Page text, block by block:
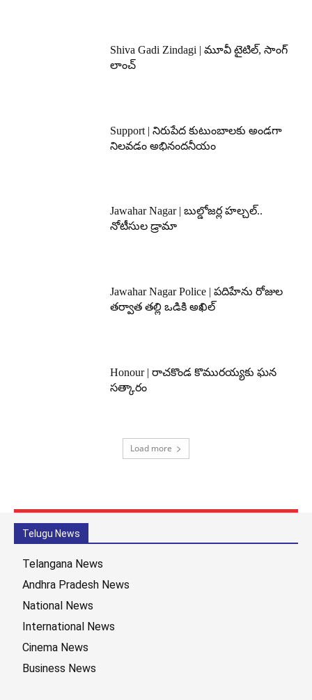
Shiva Gadi Zindagi | మూవీ టైటిల్, సాంగ్
లాంచ్
Support | నిరుపేద కుటుంబాలకు అండగా
నిలవడం అభినందనీయం
Jawahar Nagar | బుల్డోజర్ల హల్చల్..
నోటీసుల డ్రామా
Jawahar Nagar Police | పదిహేను రోజుల
తర్వాత తల్లి ఒడికి అఖిల్
Honour | రాచకొండ కొమురయ్యకు ఘన
సత్కారం
Load more
Telugu News
Telangana News
Andhra Pradesh News
National News
International News
Cinema News
Business News